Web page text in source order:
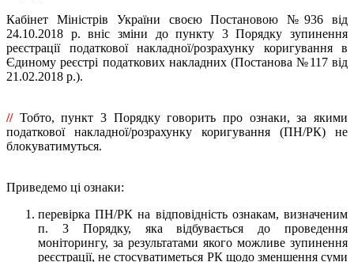
Кабінет Міністрів України своєю Постановою №936 від
24.10.2018 р. вніс зміни до пункту 3 Порядку зупинення
реєстрації податкової накладної/розрахунку коригування в
Єдиному реєстрі податкових накладних (Постанова №117 від
21.02.2018 р.).
// Тобто, пункт 3 Порядку говорить про ознаки, за якими
податкової накладної/розрахунку коригування (ПН/РК) не
блокуватимуться.
Приведемо ці ознаки:
перевірка ПН/РК на відповідність ознакам, визначеним
п. 3 Порядку, яка відбувається до проведення
моніторингу, за результатами якого можливе зупинення
реєстрації, не стосуватиметься РК щодо зменшення суми